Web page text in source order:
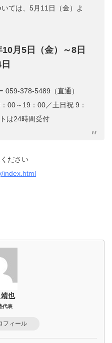
ては、5月11日（金）よ
月5日（金）～8日
059-378-5489（直通）
00～19：00／土日祝 9：
は24時間受付
ださい
index.html
也
代表
フィール